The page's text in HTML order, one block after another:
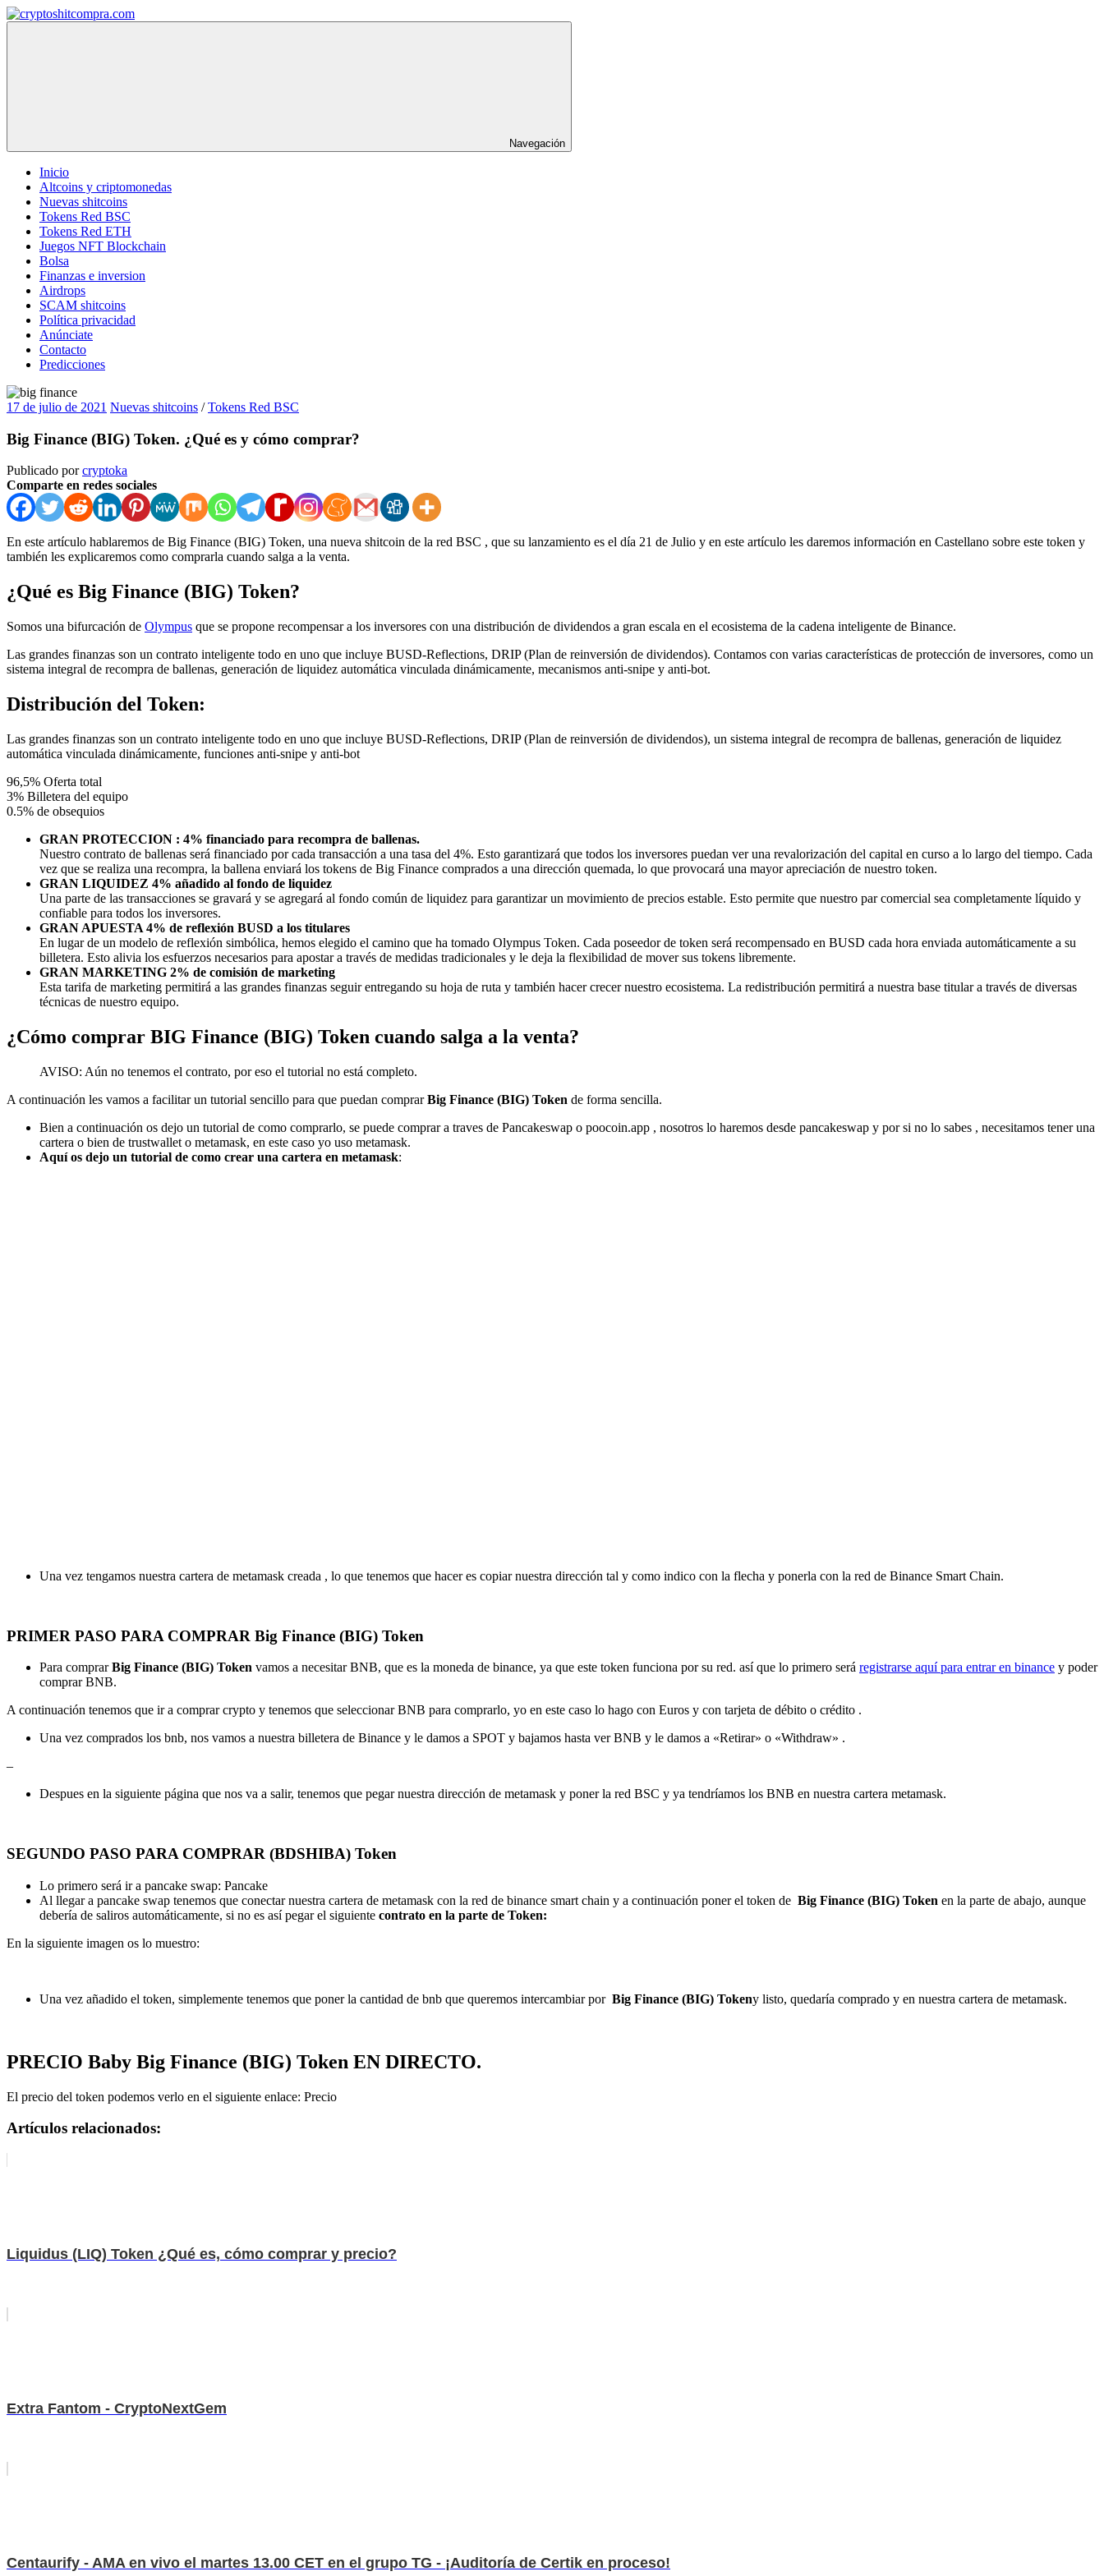
Saltar
al
Navegación
Inicio
Altcoins y criptomonedas
Nuevas shitcoins
Tokens Red BSC
Tokens Red ETH
Juegos NFT Blockchain
Bolsa
Finanzas e inversion
Airdrops
SCAM shitcoins
Política privacidad
Anúnciate
Contacto
Predicciones
17 de julio de 2021 Nuevas shitcoins /Tokens Red BSC
Big Finance (BIG) Token. ¿Qué es y cómo comprar?
Publicado porcryptoka
Comparte en redes sociales
En este artículo hablaremos de Big Finance (BIG) Token, una nueva shitcoin de la red BSC , que su lanzamiento es el día 21 de Julio y en este artículo les daremos información en Castellano sobre este token y
también les explicaremos como comprarla cuando salga a la venta.
¿Qué es Big Finance (BIG) Token?
Somos una bifurcación de Olympus que se propone recompensar a los inversores con una distribución de dividendos a gran escala en el ecosistema de la cadena inteligente de Binance.
Las grandes finanzas son un contrato inteligente todo en uno que incluye BUSD-Reflections, DRIP (Plan de reinversión de dividendos). Contamos con varias características de protección de inversores, como un
sistema integral de recompra de ballenas, generación de liquidez automática vinculada dinámicamente, mecanismos anti-snipe y anti-bot.
Distribución del Token:
Las grandes finanzas son un contrato inteligente todo en uno que incluye BUSD-Reflections, DRIP (Plan de reinversión de dividendos), un sistema integral de recompra de ballenas, generación de liquidez
automática vinculada dinámicamente, funciones anti-snipe y anti-bot
96,5% Oferta total
3% Billetera del equipo
0.5% de obsequios
GRAN PROTECCION : 4% financiado para recompra de ballenas.
Nuestro contrato de ballenas será financiado por cada transacción a una tasa del 4%. Esto garantizará que todos los inversores puedan ver una revalorización del capital en curso a lo largo del tiempo. Cada
vez que se realiza una recompra, la ballena enviará los tokens de Big Finance comprados a una dirección quemada, lo que provocará una mayor apreciación de nuestro token.
GRAN LIQUIDEZ 4% añadido al fondo de liquidez
Una parte de las transacciones se gravará y se agregará al fondo común de liquidez para garantizar un movimiento de precios estable. Esto permite que nuestro par comercial sea completamente líquido y
confiable para todos los inversores.
GRAN APUESTA 4% de reflexión BUSD a los titulares
En lugar de un modelo de reflexión simbólica, hemos elegido el camino que ha tomado Olympus Token. Cada poseedor de token será recompensado en BUSD cada hora enviada automáticamente a su
billetera. Esto alivia los esfuerzos necesarios para apostar a través de medidas tradicionales y le deja la flexibilidad de mover sus tokens libremente.
GRAN MARKETING 2% de comisión de marketing
Esta tarifa de marketing permitirá a las grandes finanzas seguir entregando su hoja de ruta y también hacer crecer nuestro ecosistema. La redistribución permitirá a nuestra base titular a través de diversas
técnicas de nuestro equipo.
¿Cómo comprar BIG Finance (BIG) Token cuando salga a la venta?
AVISO: Aún no tenemos el contrato, por eso el tutorial no está completo.
A continuación les vamos a facilitar un tutorial sencillo para que puedan comprarBig Finance (BIG) Token de forma sencilla.
Bien a continuación os dejo un tutorial de como comprarlo, se puede comprar a traves de Pancakeswap o poocoin.app , nosotros lo haremos desde pancakeswap y por si no lo sabes , necesitamos tener una
cartera o bien de trustwallet o metamask, en este caso yo uso metamask.
Aquí os dejo un tutorial de como crear una cartera en metamask:
Una vez tengamos nuestra cartera de metamask creada , lo que tenemos que hacer es copiar nuestra dirección tal y como indico con la flecha y ponerla con la red de Binance Smart Chain.
PRIMER PASO PARA COMPRAR Big Finance (BIG) Token
Para comprarBig Finance (BIG) Token vamos a necesitar BNB, que es la moneda de binance, ya que este token funciona por su red. así que lo primero será registrarse aquí para entrar en binance y poder
comprar BNB.
A continuación tenemos que ir a comprar crypto y tenemos que seleccionar BNB para comprarlo, yo en este caso lo hago con Euros y con tarjeta de débito o crédito .
Una vez comprados los bnb, nos vamos a nuestra billetera de Binance y le damos a SPOT y bajamos hasta ver BNB y le damos a «Retirar» o «Withdraw» .
–
Despues en la siguiente página que nos va a salir, tenemos que pegar nuestra dirección de metamask y poner la red BSC y ya tendríamos los BNB en nuestra cartera metamask.
SEGUNDO PASO PARA COMPRAR (BDSHIBA) Token
Lo primero será ir a pancake swap: Pancake
Al llegar a pancake swap tenemos que conectar nuestra cartera de metamask con la red de binance smart chain y a continuación poner el token de Big Finance (BIG) Token en la parte de abajo, aunque
debería de saliros automáticamente, si no es así pegar el siguiente contrato en la parte de Token:
En la siguiente imagen os lo muestro:
Una vez añadido el token, simplemente tenemos que poner la cantidad de bnb que queremos intercambiar porBig Finance (BIG) Tokeny listo, quedaría comprado y en nuestra cartera de metamask.
PRECIO Baby Big Finance (BIG) Token EN DIRECTO.
El precio del token podemos verlo en el siguiente enlace: Precio
Artículos relacionados:
Liquidus (LIQ) Token ¿Qué es, cómo comprar y precio?
Extra Fantom - CryptoNextGem
Centaurify - AMA en vivo el martes 13.00 CET en el grupo TG - ¡Auditoría de Certik en proceso!